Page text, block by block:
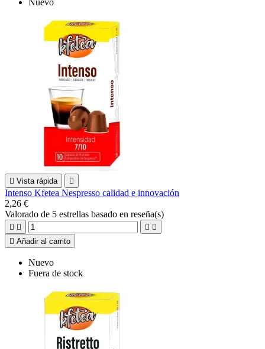
Nuevo
 Vista rápida 
Intenso Kfetea Nespresso calidad e innovación
2,26 €
Valorado de 5 estrellas basado en reseña(s)
   
 Añadir al carrito
Nuevo
Fuera de stock